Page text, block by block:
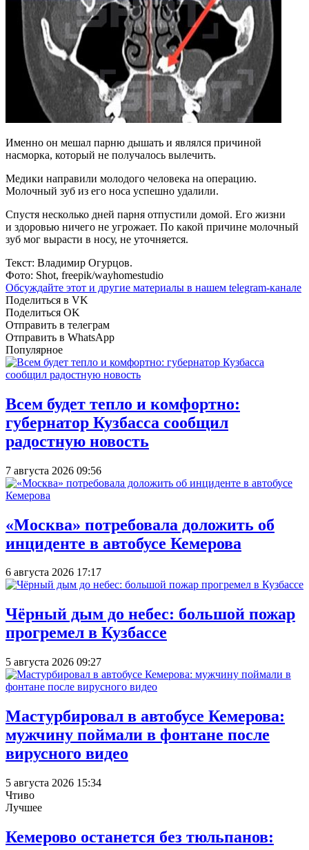
Именно он мешал парню дышать и являлся причиной
насморка, который не получалось вылечить.
Медики направили молодого человека на операцию.
Молочный зуб из его носа успешно удалили.
Спустя несколько дней парня отпустили домой. Его жизни
и здоровью ничего не угрожает. По какой причине молочный
зуб мог вырасти в носу, не уточняется.
Текст: Владимир Огурцов.
Фото: Shot, freepik/wayhomestudio
Обсуждайте этот и другие материалы в нашем telegram-канале
Поделиться в VK
Поделиться OK
Отправить в телеграм
Отправить в WhatsApp
Популярное
Всем будет тепло и комфортно:
губернатор Кузбасса сообщил
радостную новость
7 августа 2026 09:56
«Москва» потребовала доложить об
инциденте в автобусе Кемерова
6 августа 2026 17:17
Чёрный дым до небес: большой пожар
прогремел в Кузбассе
5 августа 2026 09:27
Мастурбировал в автобусе Кемерова:
мужчину поймали в фонтане после
вирусного видео
5 августа 2026 15:34
Чтиво
Лучшее
Кемерово останется без тюльпанов: